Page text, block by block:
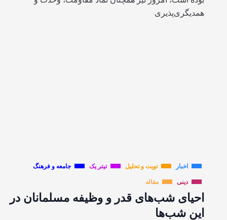
همدیگری‌پذیری
اخبار تویت و تحلیل تیتر یک جامعه و فرهنگ
دینی مقاله
احیای شب‌های قدر و وظیفه مسلمانان در
این شب‌ها